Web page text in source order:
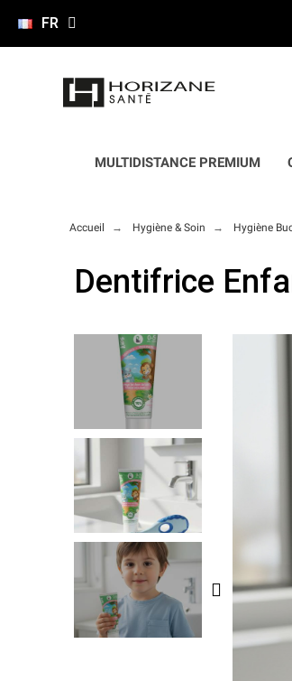
FR
MULTIDISTANCE PREMIUM
Accueil Hygiène & Soin Hygiène
Dentifrice